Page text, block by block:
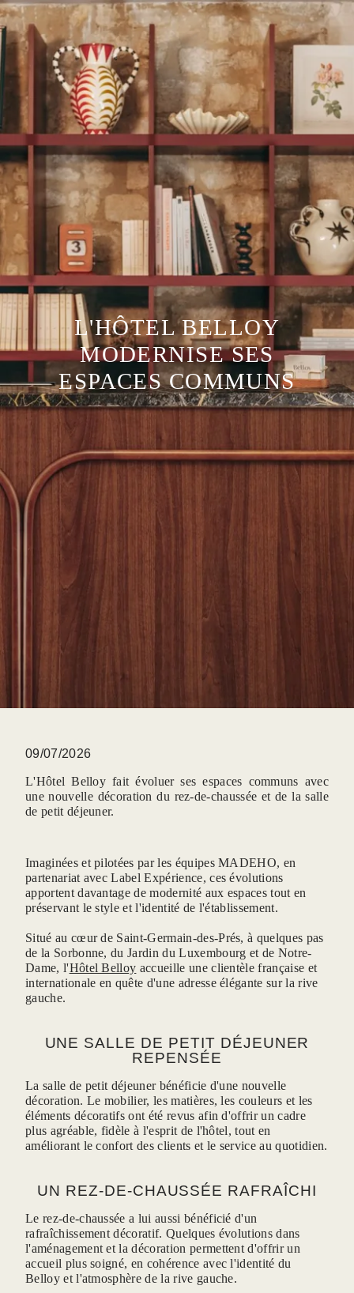
L'HÔTEL BELLOY
MODERNISE SES
ESPACES COMMUNS
09/07/2026
L'Hôtel Belloy fait évoluer ses espaces communs avec
une nouvelle décoration du rez-de-chaussée et de la salle
de petit déjeuner.
Imaginées et pilotées par les équipes MADEHO, en
partenariat avec Label Expérience, ces évolutions
apportent davantage de modernité aux espaces tout en
préservant le style et l'identité de l'établissement.
Situé au cœur de Saint-Germain-des-Prés, à quelques pas
de la Sorbonne, du Jardin du Luxembourg et de Notre-
Dame, l'Hôtel Belloy accueille une clientèle française et
internationale en quête d'une adresse élégante sur la rive
gauche.
UNE SALLE DE PETIT DÉJEUNER
REPENSÉE
La salle de petit déjeuner bénéficie d'une nouvelle
décoration. Le mobilier, les matières, les couleurs et les
éléments décoratifs ont été revus afin d'offrir un cadre
plus agréable, fidèle à l'esprit de l'hôtel, tout en
améliorant le confort des clients et le service au quotidien.
UN REZ-DE-CHAUSSÉE RAFRAÎCHI
Le rez-de-chaussée a lui aussi bénéficié d'un
rafraîchissement décoratif. Quelques évolutions dans
l'aménagement et la décoration permettent d'offrir un
accueil plus soigné, en cohérence avec l'identité du
Belloy et l'atmosphère de la rive gauche.
Nom*: